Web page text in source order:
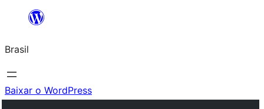
o
conteúdo
Brasil
Baixar o WordPress